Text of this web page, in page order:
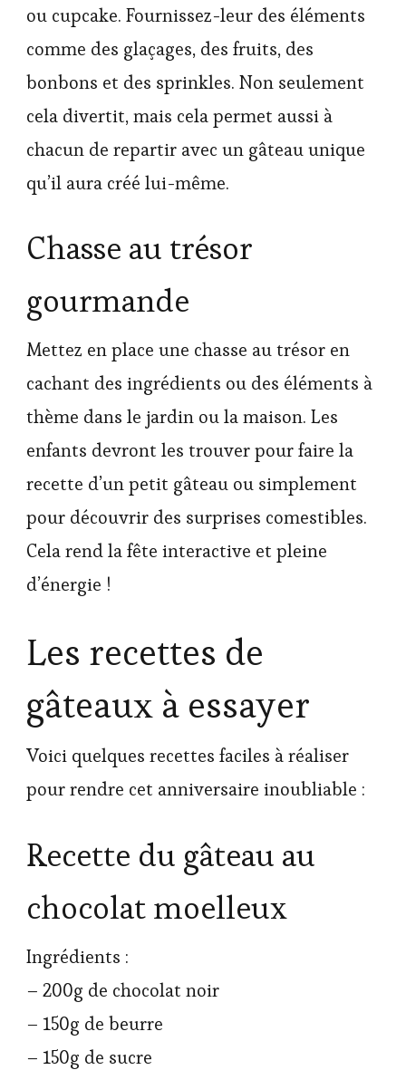
ou cupcake. Fournissez-leur des éléments
comme des glaçages, des fruits, des
bonbons et des sprinkles. Non seulement
cela divertit, mais cela permet aussi à
chacun de repartir avec un gâteau unique
qu’il aura créé lui-même.
Chasse au trésor
gourmande
Mettez en place une chasse au trésor en
cachant des ingrédients ou des éléments à
thème dans le jardin ou la maison. Les
enfants devront les trouver pour faire la
recette d’un petit gâteau ou simplement
pour découvrir des surprises comestibles.
Cela rend la fête interactive et pleine
d’énergie !
Les recettes de
gâteaux à essayer
Voici quelques recettes faciles à réaliser
pour rendre cet anniversaire inoubliable :
Recette du gâteau au
chocolat moelleux
Ingrédients :
– 200g de chocolat noir
– 150g de beurre
– 150g de sucre